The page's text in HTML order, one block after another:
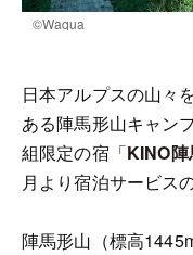
©️Waqua
日本アルプスの山々
ある陣馬形山キャン
組限定の宿「KINO陣
月より宿泊サービス
陣馬形山（標高